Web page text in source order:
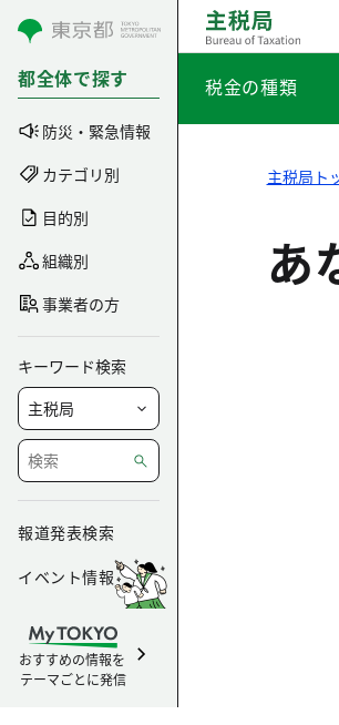
コンテンツにスキップ
都全体で探す
防災・緊急情報
カテゴリ別
目的別
組織別
事業者の方
キーワード検索
報道発表検索
イベント情報
おすすめの情報を
テーマごとに発信
税金の種類
主税局ト
あ